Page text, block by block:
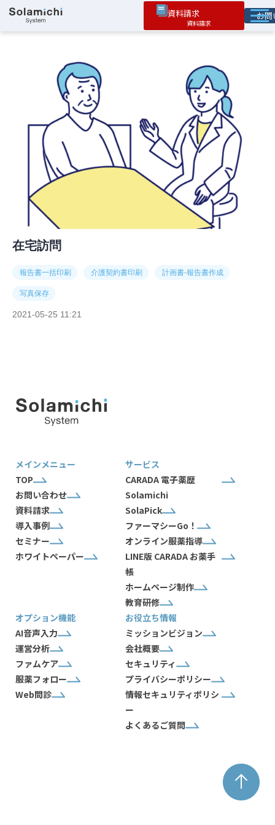
資料請求 お
お役立ち情報
導入事例
在宅訪問
報告書一括印刷 介護契約書印刷 計画書-報告書作成
写真保存
2021-05-25 11:21
メインメニュー
TOP
お問い合わせ
資料請求
導入事例
セミナー
ホワイトペーパー
サービス
CARADA 電子薬歴
Solamichi
SolaPick
ファーマシーGo！
オンライン服薬指導
LINE版 CARADA お薬手
帳
ホームページ制作
教育研修
オプション機能
AI音声入力
運営分析
ファムケア
服薬フォロー
Web問診
お役立ち情報
ミッションビジョン
会社概要
セキュリティ
プライバシーポリシー
情報セキュリティポリシ
ー
よくあるご質問